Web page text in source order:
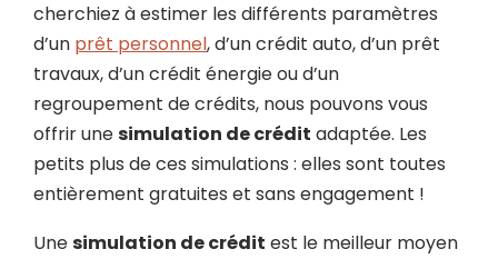
cherchiez à estimer les différents paramètres
d’un prêt personnel, d’un crédit auto, d’un prêt
travaux, d’un crédit énergie ou d’un
regroupement de crédits, nous pouvons vous
offrir unesimulation de crédit adaptée. Les
petits plus de ces simulations : elles sont toutes
entièrement gratuites et sans engagement !
Unesimulation de crédit est le meilleur moyen